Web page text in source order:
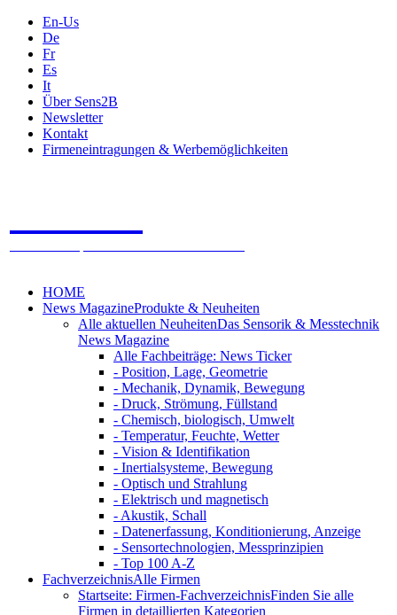
En-Us
De
Fr
Es
It
Über Sens2B
Newsletter
Kontakt
Firmeneintragungen & Werbemöglichkeiten
HOME
News MagazineProdukte & Neuheiten
Alle aktuellen NeuheitenDas Sensorik & Messtechnik
News Magazine
Alle Fachbeiträge: News Ticker
- Position, Lage, Geometrie
- Mechanik, Dynamik, Bewegung
- Druck, Strömung, Füllstand
- Chemisch, biologisch, Umwelt
- Temperatur, Feuchte, Wetter
- Vision & Identifikation
- Inertialsysteme, Bewegung
- Optisch und Strahlung
- Elektrisch und magnetisch
- Akustik, Schall
- Datenerfassung, Konditionierung, Anzeige
- Sensortechnologien, Messprinzipien
- Top 100 A-Z
FachverzeichnisAlle Firmen
Startseite: Firmen-FachverzeichnisFinden Sie alle
Firmen in detaillierten Kategorien